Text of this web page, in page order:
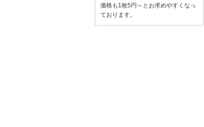
価格も1枚5円～とお求めやすくなっ
ております。